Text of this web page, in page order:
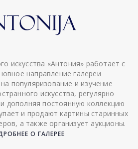
искусства «Антония» работает с
направление галереи
популяризование и изучение
искусства, регулярно
дополняя постоянную коллекцию
и продают картины старинных
а также организует аукционы.
О ГАЛЕРЕЕ